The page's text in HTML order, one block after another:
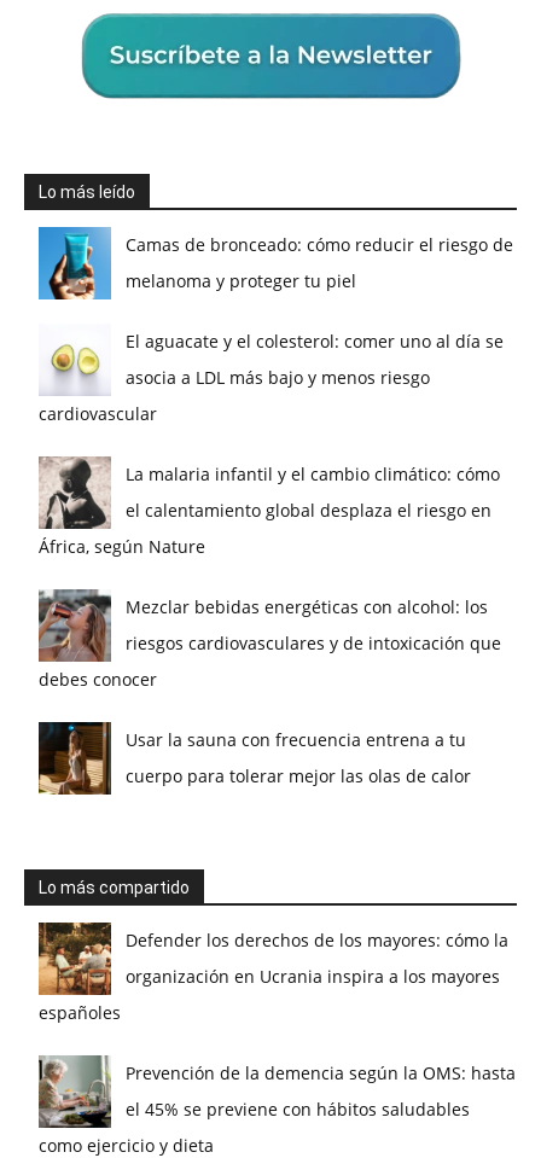
Lo más leído
Camas de bronceado: cómo reducir el riesgo de
melanoma y proteger tu piel
El aguacate y el colesterol: comer uno al día se
asocia a LDL más bajo y menos riesgo
cardiovascular
La malaria infantil y el cambio climático: cómo
el calentamiento global desplaza el riesgo en
África, según Nature
Mezclar bebidas energéticas con alcohol: los
riesgos cardiovasculares y de intoxicación que
debes conocer
Usar la sauna con frecuencia entrena a tu
cuerpo para tolerar mejor las olas de calor
Lo más compartido
Defender los derechos de los mayores: cómo la
organización en Ucrania inspira a los mayores
españoles
Prevención de la demencia según la OMS: hasta
el 45% se previene con hábitos saludables
como ejercicio y dieta